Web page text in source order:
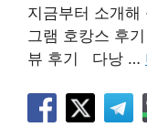
지금부터 소개
그램 호캉스 후
뷰 후기 다낭 …